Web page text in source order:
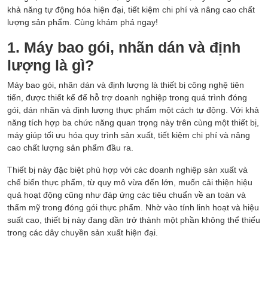
khả năng tự động hóa hiện đại, tiết kiệm chi phí và nâng cao chất
lượng sản phẩm. Cùng khám phá ngay!
1. Máy bao gói, nhãn dán và định
lượng là gì?
Máy bao gói, nhãn dán và định lượng là thiết bị công nghệ tiên
tiến, được thiết kế để hỗ trợ doanh nghiệp trong quá trình đóng
gói, dán nhãn và định lượng thực phẩm một cách tự động. Với khả
năng tích hợp ba chức năng quan trọng này trên cùng một thiết bị,
máy giúp tối ưu hóa quy trình sản xuất, tiết kiệm chi phí và nâng
cao chất lượng sản phẩm đầu ra.
Thiết bị này đặc biệt phù hợp với các doanh nghiệp sản xuất và
chế biến thực phẩm, từ quy mô vừa đến lớn, muốn cải thiện hiệu
quả hoạt động cũng như đáp ứng các tiêu chuẩn về an toàn và
thẩm mỹ trong đóng gói thực phẩm. Nhờ vào tính linh hoạt và hiệu
suất cao, thiết bị này đang dần trở thành một phần không thể thiếu
trong các dây chuyền sản xuất hiện đại.
THIẾT BỊ ĐÓNG GÓI
CÔNG NGHỆ LỌC DẦU
THIẾT BỊ LÀM ĐẬU HŨ
GIẢI PHÁP PHÂN SIZE
PHỤ TÙNG - VẬT TƯ